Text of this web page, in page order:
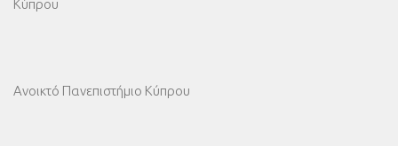
Κύπρου
Ανοικτό Πανεπιστήμιο Κύπρου